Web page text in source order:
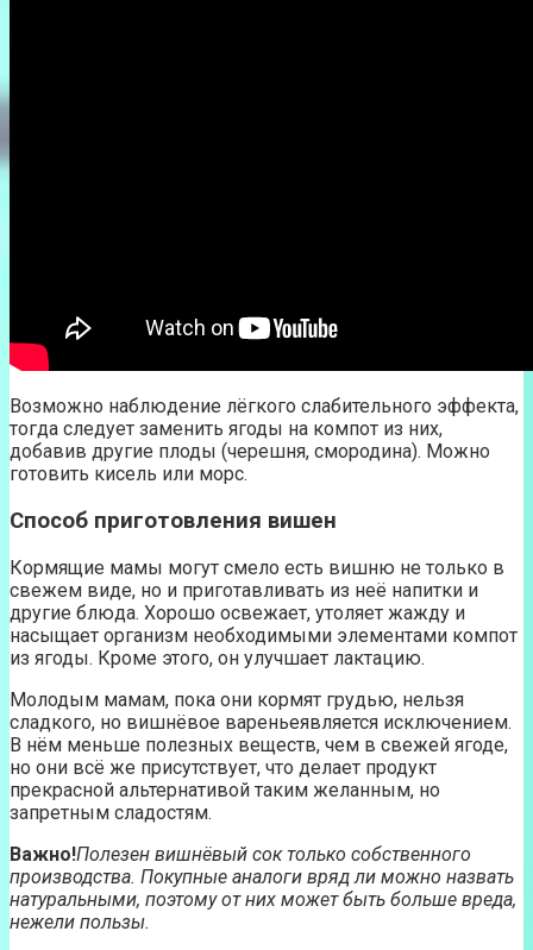
Возможно наблюдение лёгкого слабительного эффекта,
тогда следует заменить ягоды на компот из них,
добавив другие плоды (черешня, смородина). Можно
готовить кисель или морс.
Способ приготовления вишен
Кормящие мамы могут смело есть вишню не только в
свежем виде, но и приготавливать из неё напитки и
другие блюда. Хорошо освежает, утоляет жажду и
насыщает организм необходимыми элементами компот
из ягоды. Кроме этого, он улучшает лактацию.
Молодым мамам, пока они кормят грудью, нельзя
сладкого, но вишнёвое вареньеявляется исключением.
В нём меньше полезных веществ, чем в свежей ягоде,
но они всё же присутствует, что делает продукт
прекрасной альтернативой таким желанным, но
запретным сладостям.
Важно!Полезен вишнёвый сок только собственного
производства. Покупные аналоги вряд ли можно назвать
натуральными, поэтому от них может быть больше вреда,
нежели пользы.